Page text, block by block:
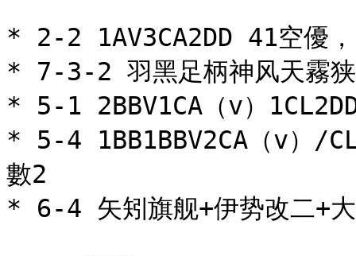
* 2-2 1AV3CA2DD 41空優
* 7-3-2 羽黑足柄神风天霧狭
* 5-1 2BBV1CA（v）
* 5-4 1BB1BBV2CA（v）/
數2
* 6-4 矢矧旗舰+伊势改二+大